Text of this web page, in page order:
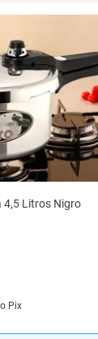
4,5 Litros Nigro
Pix